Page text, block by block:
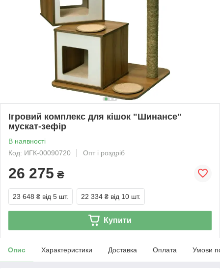
Ігровий комплекс для кішок "Шинансе"
мускат-зефір
В наявності
Код: ИГК-00090720
Опт і роздріб
26 275 ₴
23 648 ₴ від 5 шт. 22 334 ₴ від 10 шт.
Купити
Опис Характеристики Доставка Оплата Умови